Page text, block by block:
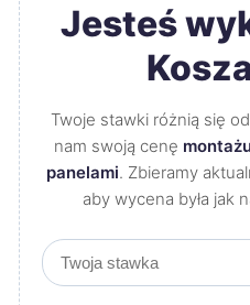
Jesteś
Twoje stawki różnią się
nam swoją cenę
panelami. Zbieramy
aby wycena była jak